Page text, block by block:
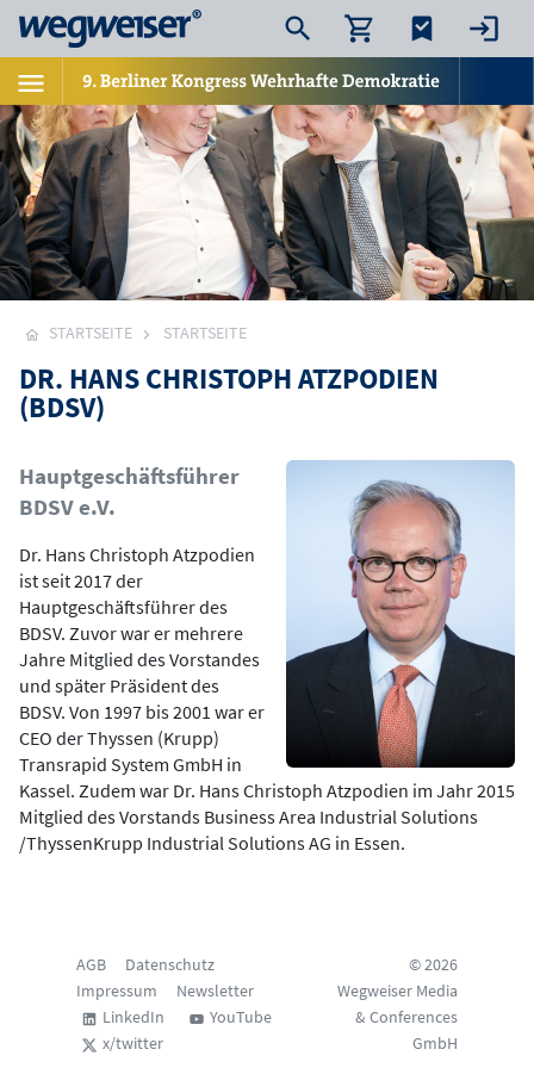
STARTSEITE STARTSEITE
DR. HANS CHRISTOPH ATZPODIEN
(BDSV)
Bild
Hauptgeschäftsführer
BDSV e.V.
Dr. Hans Christoph Atzpodien
ist seit 2017 der
Hauptgeschäftsführer des
BDSV. Zuvor war er mehrere
Jahre Mitglied des Vorstandes
und später Präsident des
BDSV. Von 1997 bis 2001 war er
CEO der Thyssen (Krupp)
Transrapid System GmbH in
Kassel. Zudem war Dr. Hans Christoph Atzpodien im Jahr 2015
Mitglied des Vorstands Business Area Industrial Solutions
/ThyssenKrupp Industrial Solutions AG in Essen.
AGB
Datenschutz
Impressum
Newsletter
LinkedIn
YouTube
x/twitter
© 2026
Wegweiser Media
& Conferences
GmbH